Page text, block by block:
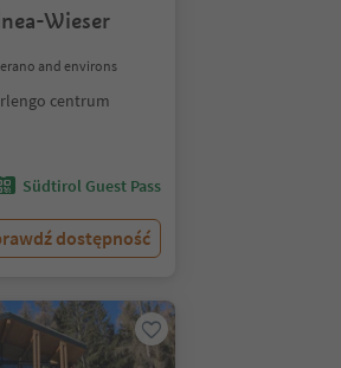
Wieser
and environs
centrum
Südtirol Guest Pass
dostępność